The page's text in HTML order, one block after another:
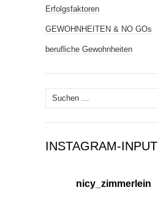
Erfolgsfaktoren
GEWOHNHEITEN & NO GOs
berufliche Gewohnheiten
Suchen
nach:
INSTAGRAM-INPUT
nicy_zimmerlein